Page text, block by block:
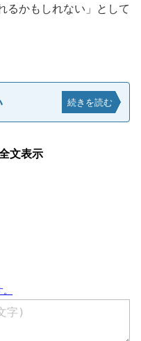
るかもしれない」として
続きを読む
文表示